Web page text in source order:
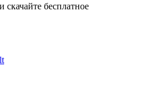
скачайте бесплатное